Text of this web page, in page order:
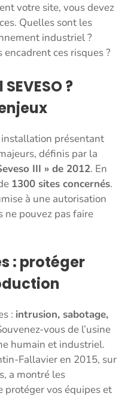
votre site, vous devez
Quelles sont les
industriel ?
ces risques ?
?
installation présentant
définis par la
III » de 2012. En
1300 sites concernés.
à une autorisation
ne pouvez pas faire
: protéger
: intrusion, sabotage,
vous de l’usine
humain et industriel.
Fallavier en 2015, sur
a montré les
protéger vos équipes et